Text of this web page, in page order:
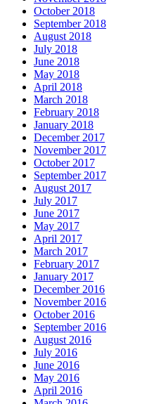
October 2018
September 2018
August 2018
July 2018
June 2018
May 2018
April 2018
March 2018
February 2018
January 2018
December 2017
November 2017
October 2017
September 2017
August 2017
July 2017
June 2017
May 2017
April 2017
March 2017
February 2017
January 2017
December 2016
November 2016
October 2016
September 2016
August 2016
July 2016
June 2016
May 2016
April 2016